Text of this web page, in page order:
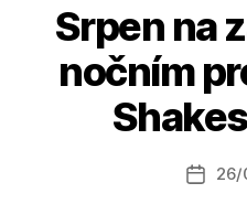
Srpen na
nočním
Datum
26/